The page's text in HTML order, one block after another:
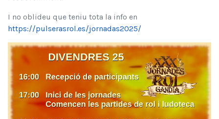
https://pulserasrol.es/jornadas2025/